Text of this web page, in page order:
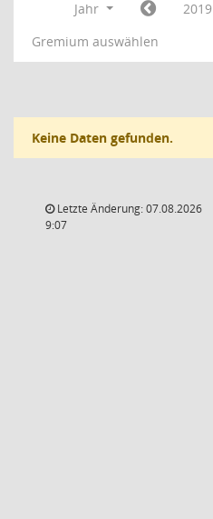
Jahr
2019
Gremium auswählen
Keine Daten gefunden.
Letzte Änderung: 07.08.2026
9:07